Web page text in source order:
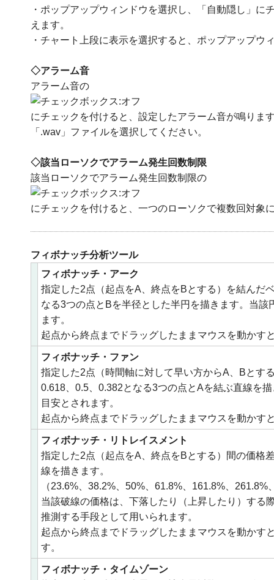
・ポップアップウィンドウを選択し、「自動隠し」
えます。
・チャート上段に表示を選択すると、ポップアップウ
◇アラーム音
アラーム音の
にチェックを付けると、設定したアラーム音が鳴りま
「.wav」ファイルを選択してください。
◇該当ローソクでアラーム発生回数制限
該当ローソクでアラーム発生回数制限の
にチェックを付けると、一つのローソクで複数回対象
フィボナッチ分析ツール
フィボナッチ・アーク
指定した2点（起点をA、終点をBとする）を結んだ
なる3つの点とBを半径とした半円を描きます。当
ます。
起点から終点までドラッグしたままマウスを動かす
フィボナッチ・ファン
指定した2点（時間軸に対して早い方からA、Bとす
0.618、0.5、0.382となる3つの点とAを結ぶ直線を
目安とされます。
起点から終点までドラッグしたままマウスを動かす
フィボナッチ・リトレイスメント
指定した2点（起点をA、終点をBとする）間の価格
線を描きます。
（23.6%、38.2%、50%、61.8%、161.8%、261.8%
当該破線の価格は、下落したり（上昇したり）する
推測する手段として用いられます。
起点から終点までドラッグしたままマウスを動かす
す。
フィボナッチ・タイムゾーン